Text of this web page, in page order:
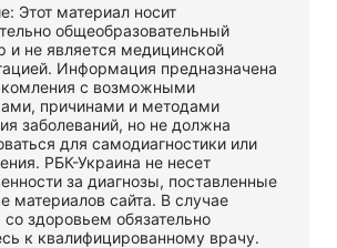
Этот материал носит
общеобразовательный
и не является медицинской
Информация предназначена
с возможными
причинами и методами
заболеваний, но не должна
для самодиагностики или
РБК-Украина не несет
за диагнозы, поставленные
материалов сайта. В случае
здоровьем обязательно
к квалифицированному врачу.